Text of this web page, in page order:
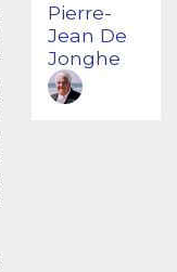
Pierre-
Jean De
Jonghe